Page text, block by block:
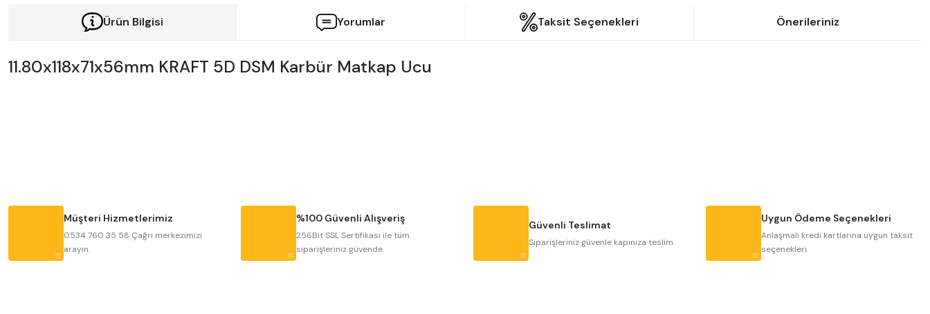
Ürün Bilgisi Yorumlar Taksit Seçenekleri Önerileriniz
11.80x118x71x56mm KRAFT 5D DSM Karbür Matkap Ucu
Ürün bilgilerinde hatalar bulunuyor.
Ürün fiyatı diğer sitelerden daha pahalı.
Bu ürüne benzer farklı alternatifler olmalı.
Müşteri Hizmetlerimiz
0534 760 35 58 Çağrı merkezimizi
arayın.
%100 Güvenli Alışveriş
256Bit SSL Sertifikası ile tüm
siparişleriniz güvende.
Güvenli Teslimat
Siparişleriniz güvenle kapınıza teslim.
Uygun Ödeme Seçenekleri
Anlaşmalı kredi kartlarına uygun taksit
seçenekleri.